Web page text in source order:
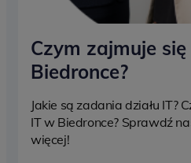
Czym zajmuje
Biedronce?
Jakie są zadania działu IT?
IT w Biedronce? Sprawdź
więcej!